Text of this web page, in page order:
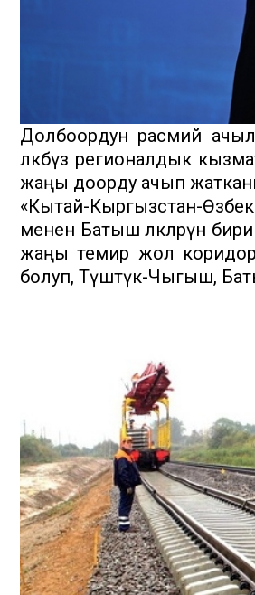
Долбоордун расмий
өлкөбүз регионалдык
жаңы доорду ачып
«Кытай-Кыргызстан-
менен Батыш өлкөлөрүн
жаңы темир жол
болуп, Түштүк-Чыгыш,